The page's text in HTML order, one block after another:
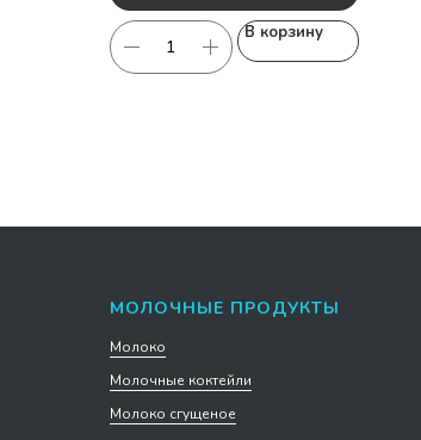
В корзину
МОЛОЧНЫЕ ПРОДУКТЫ
Молоко
Молочные коктейли
Молоко сгущеное